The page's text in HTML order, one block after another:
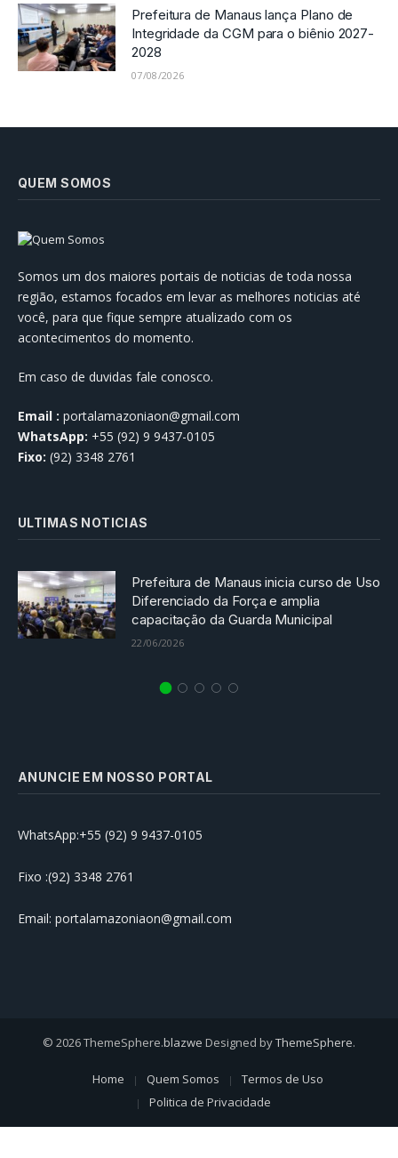
Prefeitura de Manaus lança Plano de
Integridade da CGM para o biênio 2027-
2028
07/08/2026
QUEM SOMOS
Somos um dos maiores portais de noticias de toda nossa
região, estamos focados em levar as melhores noticias até
você, para que fique sempre atualizado com os
acontecimentos do momento.
Em caso de duvidas fale conosco.
Email : portalamazoniaon@gmail.com
WhatsApp: +55 (92) 9 9437-0105
Fixo: (92) 3348 2761
ULTIMAS NOTICIAS
Prefeitura de Manaus inicia curso de Uso
Diferenciado da Força e amplia
capacitação da Guarda Municipal
22/06/2026
ANUNCIE EM NOSSO PORTAL
WhatsApp:+55 (92) 9 9437-0105
Fixo :(92) 3348 2761
Email: portalamazoniaon@gmail.com
© 2026 ThemeSphere.blazwe Designed byThemeSphere.
Home Quem Somos
Termos de Uso
Politica de Privacidade